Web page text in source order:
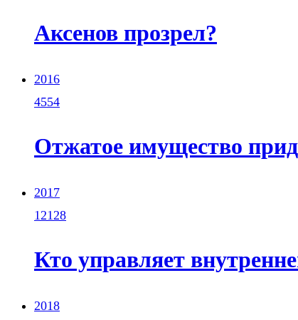
Аксенов прозрел?
2016
4554
Отжатое имущество
2017
12128
Кто управляет
2018